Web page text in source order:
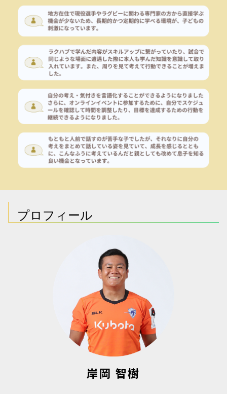
プロフィール
岸岡 智樹